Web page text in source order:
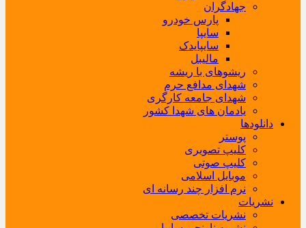
جهادگران
پارس خودرو
سایپا
سایپایدک
مالیبل
ریشوهای با ریشه
شهدای مدافع حرم
شهدای جامعه کارگری
یادمان های شهدا کشور
دانلودها
پوستر
کلیپ تصویری
کلیپ صوتی
موبایل اسلامی
نرم افزار چند رسانه ای
نشریات
نشریات تخصصی